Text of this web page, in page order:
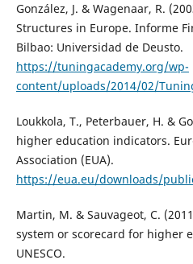
González, J. & Wagenaar, R.
Structures in Europe. Informe
Bilbao: Universidad de Deusto.
https://tuningacademy.org/wp-
content/uploads/2014/02/
Loukkola, T., Peterbauer, H. &
higher education indicators.
Association (EUA).
https://eua.eu/downloads/
Martin, M. & Sauvageot, C.
system or scorecard for higher
UNESCO.